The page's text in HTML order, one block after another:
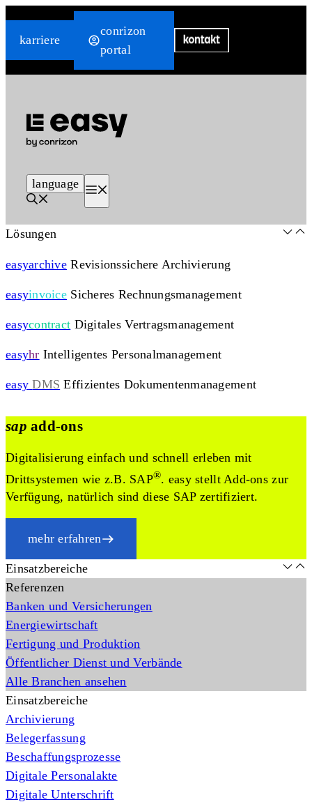
Inhaltkarriere
conrizon
portal
language
Lösungen
easyarchive Revisionssichere Archivierung
easyinvoice Sicheres Rechnungsmanagement
easycontract Digitales Vertragsmanagement
easyhr Intelligentes Personalmanagement
easy DMS Effizientes Dokumentenmanagement
sap add-ons
Digitalisierung einfach und schnell erleben mit
Drittsystemen wie z.B. SAP®. easy stellt Add-ons zur
Verfügung, natürlich sind diese SAP zertifiziert.
mehr erfahren
Einsatzbereiche
Referenzen
Banken und Versicherungen
Energiewirtschaft
Fertigung und Produktion
Öffentlicher Dienst und Verbände
Alle Branchen ansehen
Einsatzbereiche
Archivierung
Belegerfassung
Beschaffungsprozesse
Digitale Personalakte
Digitale Unterschrift